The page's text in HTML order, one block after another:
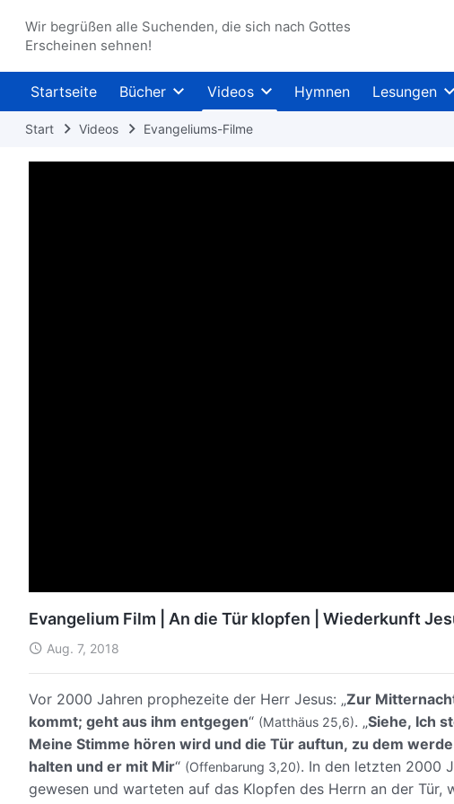
Wir begrüßen alle Suchenden, die sich nach Gottes
Erscheinen sehnen!
Startseite Bücher Videos Hymnen Lesungen
Start Videos Evangeliums-Filme
Evangelium Film | An die Tür klopfen | Wiederkunft
Aug. 7, 2018
Vor 2000 Jahren prophezeite der Herr Jesus: „Zur
kommt; geht aus ihm entgegen“ (Matthäus 25,6). „Siehe, Ich
Meine Stimme hören wird und die Tür auftun, zu dem
halten und er mit Mir“ (Offenbarung 3,20). In den letzten 2000
gewesen und warteten auf das Klopfen des Herrn an der Tür,